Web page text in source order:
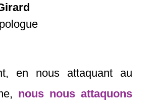
en nous attaquant au
nous nous attaquons